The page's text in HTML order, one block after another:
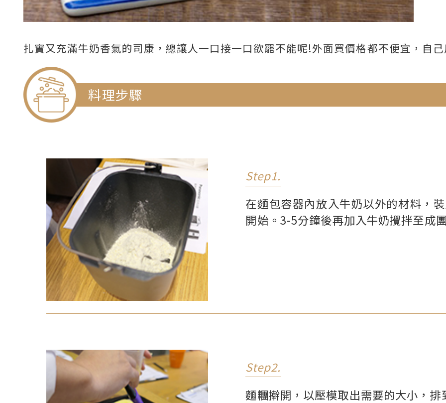
扎實又充滿牛奶香氣的司康，總讓人一口接一口欲罷不能呢!外面買價格都不便宜，自
料理步驟
Step1.
在麵包容器內放入牛奶以外的材料，
開始。3-5分鐘後再加入牛奶攪拌至成
Step2.
麵糰擀開，以壓模取出需要的大小，